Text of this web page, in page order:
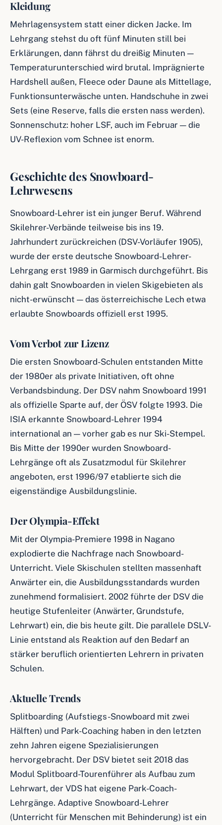
Kleidung
Mehrlagensystem statt einer dicken Jacke. Im
Lehrgang stehst du oft fünf Minuten still bei
Erklärungen, dann fährst du dreißig Minuten —
Temperaturunterschied wird brutal. Imprägnierte
Hardshell außen, Fleece oder Daune als Mittellage,
Funktionsunterwäsche unten. Handschuhe in zwei
Sets (eine Reserve, falls die ersten nass werden).
Sonnenschutz: hoher LSF, auch im Februar — die
UV-Reflexion vom Schnee ist enorm.
Geschichte des Snowboard-
Lehrwesens
Snowboard-Lehrer ist ein junger Beruf. Während
Skilehrer-Verbände teilweise bis ins 19.
Jahrhundert zurückreichen (DSV-Vorläufer 1905),
wurde der erste deutsche Snowboard-Lehrer-
Lehrgang erst 1989 in Garmisch durchgeführt. Bis
dahin galt Snowboarden in vielen Skigebieten als
nicht-erwünscht — das österreichische Lech etwa
erlaubte Snowboards offiziell erst 1995.
Vom Verbot zur Lizenz
Die ersten Snowboard-Schulen entstanden Mitte
der 1980er als private Initiativen, oft ohne
Verbandsbindung. Der DSV nahm Snowboard 1991
als offizielle Sparte auf, der ÖSV folgte 1993. Die
ISIA erkannte Snowboard-Lehrer 1994
international an — vorher gab es nur Ski-Stempel.
Bis Mitte der 1990er wurden Snowboard-
Lehrgänge oft als Zusatzmodul für Skilehrer
angeboten, erst 1996/97 etablierte sich die
eigenständige Ausbildungslinie.
Der Olympia-Effekt
Mit der Olympia-Premiere 1998 in Nagano
explodierte die Nachfrage nach Snowboard-
Unterricht. Viele Skischulen stellten massenhaft
Anwärter ein, die Ausbildungsstandards wurden
zunehmend formalisiert. 2002 führte der DSV die
heutige Stufenleiter (Anwärter, Grundstufe,
Lehrwart) ein, die bis heute gilt. Die parallele DSLV-
Linie entstand als Reaktion auf den Bedarf an
stärker beruflich orientierten Lehrern in privaten
Schulen.
Aktuelle Trends
Splitboarding (Aufstiegs-Snowboard mit zwei
Hälften) und Park-Coaching haben in den letzten
zehn Jahren eigene Spezialisierungen
hervorgebracht. Der DSV bietet seit 2018 das
Modul Splitboard-Tourenführer als Aufbau zum
Lehrwart, der VDS hat eigene Park-Coach-
Lehrgänge. Adaptive Snowboard-Lehrer
(Unterricht für Menschen mit Behinderung) ist ein